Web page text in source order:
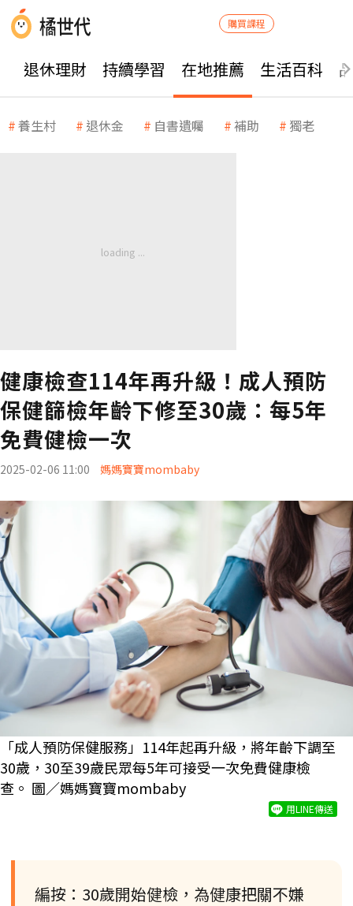
購買課程
退休理財 持續學習 在地推薦 生活百科
養生村 退休金 自書遺囑 補助 獨老
健康檢查114年再升級！成人預防
保健篩檢年齡下修至30歲：每5年
免費健檢一次
2025-02-06 11:00 媽媽寶寶mombaby
「成人預防保健服務」114年起再升級，將年齡下調至
30歲，30至39歲民眾每5年可接受一次免費健康檢
查。 圖／媽媽寶寶mombaby
用LINE傳送
編按：30歲開始健檢，為健康把關不嫌